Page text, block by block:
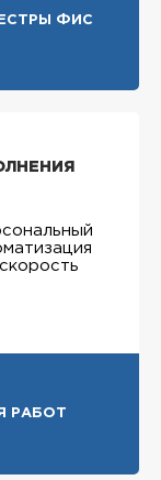
ФИС
РАБОТ